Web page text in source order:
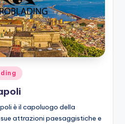
è il capoluogo della
attrazioni paesaggistiche e